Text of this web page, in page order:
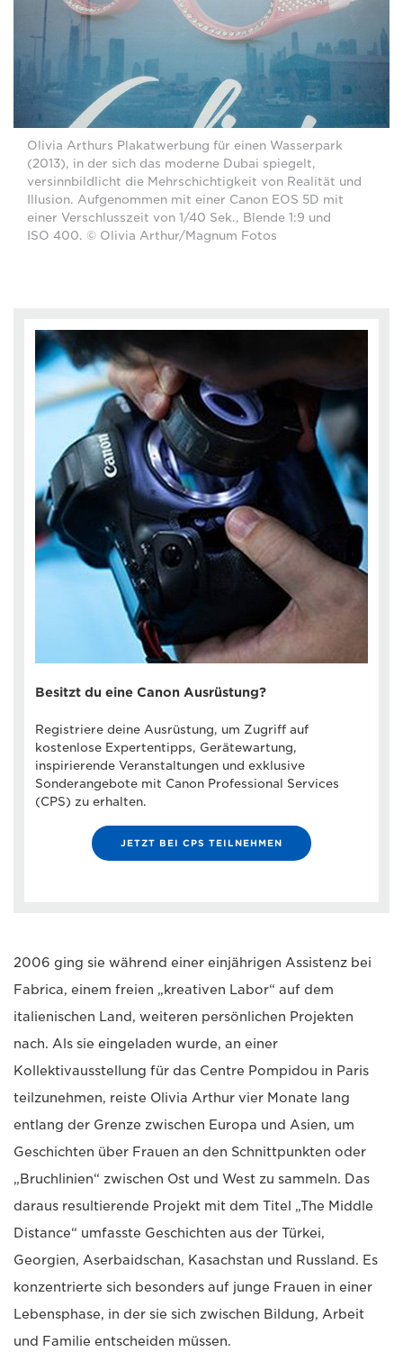
Olivia Arthurs Plakatwerbung für einen Wasserpark
(2013), in der sich das moderne Dubai spiegelt,
versinnbildlicht die Mehrschichtigkeit von Realität und
Illusion. Aufgenommen mit einer Canon EOS 5D mit
einer Verschlusszeit von 1/40 Sek., Blende 1:9 und
ISO 400. © Olivia Arthur/Magnum Fotos
Besitzt du eine Canon Ausrüstung?
Registriere deine Ausrüstung, um Zugriff auf
kostenlose Expertentipps, Gerätewartung,
inspirierende Veranstaltungen und exklusive
Sonderangebote mit Canon Professional Services
(CPS) zu erhalten.
JETZT BEI CPS TEILNEHMEN
2006 ging sie während einer einjährigen Assistenz bei
Fabrica, einem freien „kreativen Labor“ auf dem
italienischen Land, weiteren persönlichen Projekten
nach. Als sie eingeladen wurde, an einer
Kollektivausstellung für das Centre Pompidou in Paris
teilzunehmen, reiste Olivia Arthur vier Monate lang
entlang der Grenze zwischen Europa und Asien, um
Geschichten über Frauen an den Schnittpunkten oder
„Bruchlinien“ zwischen Ost und West zu sammeln. Das
daraus resultierende Projekt mit dem Titel „The Middle
Distance“ umfasste Geschichten aus der Türkei,
Georgien, Aserbaidschan, Kasachstan und Russland. Es
konzentrierte sich besonders auf junge Frauen in einer
Lebensphase, in der sie sich zwischen Bildung, Arbeit
und Familie entscheiden müssen.